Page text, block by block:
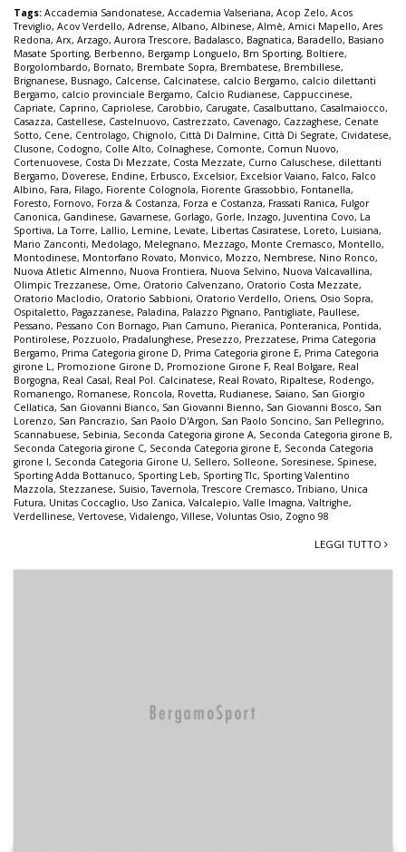
Tags: Accademia Sandonatese, Accademia Valseriana, Acop Zelo, Acos
Treviglio, Acov Verdello, Adrense, Albano, Albinese, Almè, Amici Mapello, Ares
Redona, Arx, Arzago, Aurora Trescore, Badalasco, Bagnatica, Baradello, Basiano
Masate Sporting, Berbenno, Bergamp Longuelo, Bm Sporting, Boltiere,
Borgolombardo, Bornato, Brembate Sopra, Brembatese, Brembillese,
Brignanese, Busnago, Calcense, Calcinatese, calcio Bergamo, calcio dilettanti
Bergamo, calcio provinciale Bergamo, Calcio Rudianese, Cappuccinese,
Capriate, Caprino, Capriolese, Carobbio, Carugate, Casalbuttano, Casalmaiocco,
Casazza, Castellese, Castelnuovo, Castrezzato, Cavenago, Cazzaghese, Cenate
Sotto, Cene, Centrolago, Chignolo, Città Di Dalmine, Città Di Segrate, Cividatese,
Clusone, Codogno, Colle Alto, Colnaghese, Comonte, Comun Nuovo,
Cortenuovese, Costa Di Mezzate, Costa Mezzate, Curno Caluschese, dilettanti
Bergamo, Doverese, Endine, Erbusco, Excelsior, Excelsior Vaiano, Falco, Falco
Albino, Fara, Filago, Fiorente Colognola, Fiorente Grassobbio, Fontanella,
Foresto, Fornovo, Forza & Costanza, Forza e Costanza, Frassati Ranica, Fulgor
Canonica, Gandinese, Gavarnese, Gorlago, Gorle, Inzago, Juventina Covo, La
Sportiva, La Torre, Lallio, Lemine, Levate, Libertas Casiratese, Loreto, Luisiana,
Mario Zanconti, Medolago, Melegnano, Mezzago, Monte Cremasco, Montello,
Montodinese, Montorfano Rovato, Monvico, Mozzo, Nembrese, Nino Ronco,
Nuova Atletic Almenno, Nuova Frontiera, Nuova Selvino, Nuova Valcavallina,
Olimpic Trezzanese, Ome, Oratorio Calvenzano, Oratorio Costa Mezzate,
Oratorio Maclodio, Oratorio Sabbioni, Oratorio Verdello, Oriens, Osio Sopra,
Ospitaletto, Pagazzanese, Paladina, Palazzo Pignano, Pantigliate, Paullese,
Pessano, Pessano Con Bornago, Pian Camuno, Pieranica, Ponteranica, Pontida,
Pontirolese, Pozzuolo, Pradalunghese, Presezzo, Prezzatese, Prima Categoria
Bergamo, Prima Categoria girone D, Prima Categoria girone E, Prima Categoria
girone L , Promozione Girone D, Promozione Girone F, Real Bolgare, Real
Borgogna, Real Casal, Real Pol. Calcinatese, Real Rovato, Ripaltese, Rodengo,
Romanengo, Romanese, Roncola, Rovetta, Rudianese, Saiano, San Giorgio
Cellatica, San Giovanni Bianco, San Giovanni Bienno, San Giovanni Bosco, San
Lorenzo, San Pancrazio, San Paolo D'Argon, San Paolo Soncino, San Pellegrino,
Scannabuese, Sebinia, Seconda Categoria girone A, Seconda Categoria girone B,
Seconda Categoria girone C, Seconda Categoria girone E, Seconda Categoria
girone I, Seconda Categoria Girone U, Sellero, Solleone, Soresinese, Spinese,
Sporting Adda Bottanuco, Sporting Leb, Sporting Tlc, Sporting Valentino
Mazzola, Stezzanese, Suisio,Tavernola,Trescore Cremasco,Tribiano, Unica
Futura, Unitas Coccaglio, Uso Zanica, Valcalepio, Valle Imagna, Valtrighe,
Verdellinese, Vertovese, Vidalengo, Villese, Voluntas Osio, Zogno 98
LEGGI TUTTO